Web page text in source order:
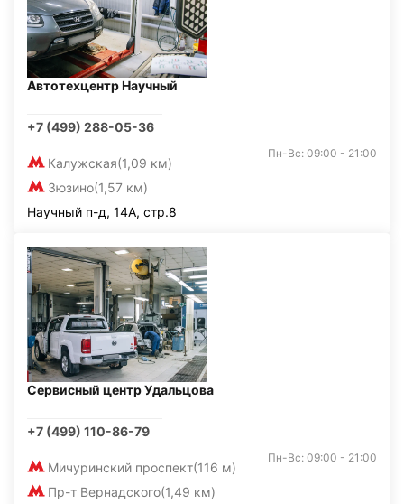
Автотехцентр Научный
+7 (499) 288-05-36
Калужская(1,09 км)
Зюзино(1,57 км)
Пн-Вс: 09:00 - 21:00
Научный п-д, 14А, стр.8
Сервисный центр Удальцова
+7 (499) 110-86-79
Мичуринский проспект(116 м)
Пр-т Вернадского(1,49 км)
Пн-Вс: 09:00 - 21:00